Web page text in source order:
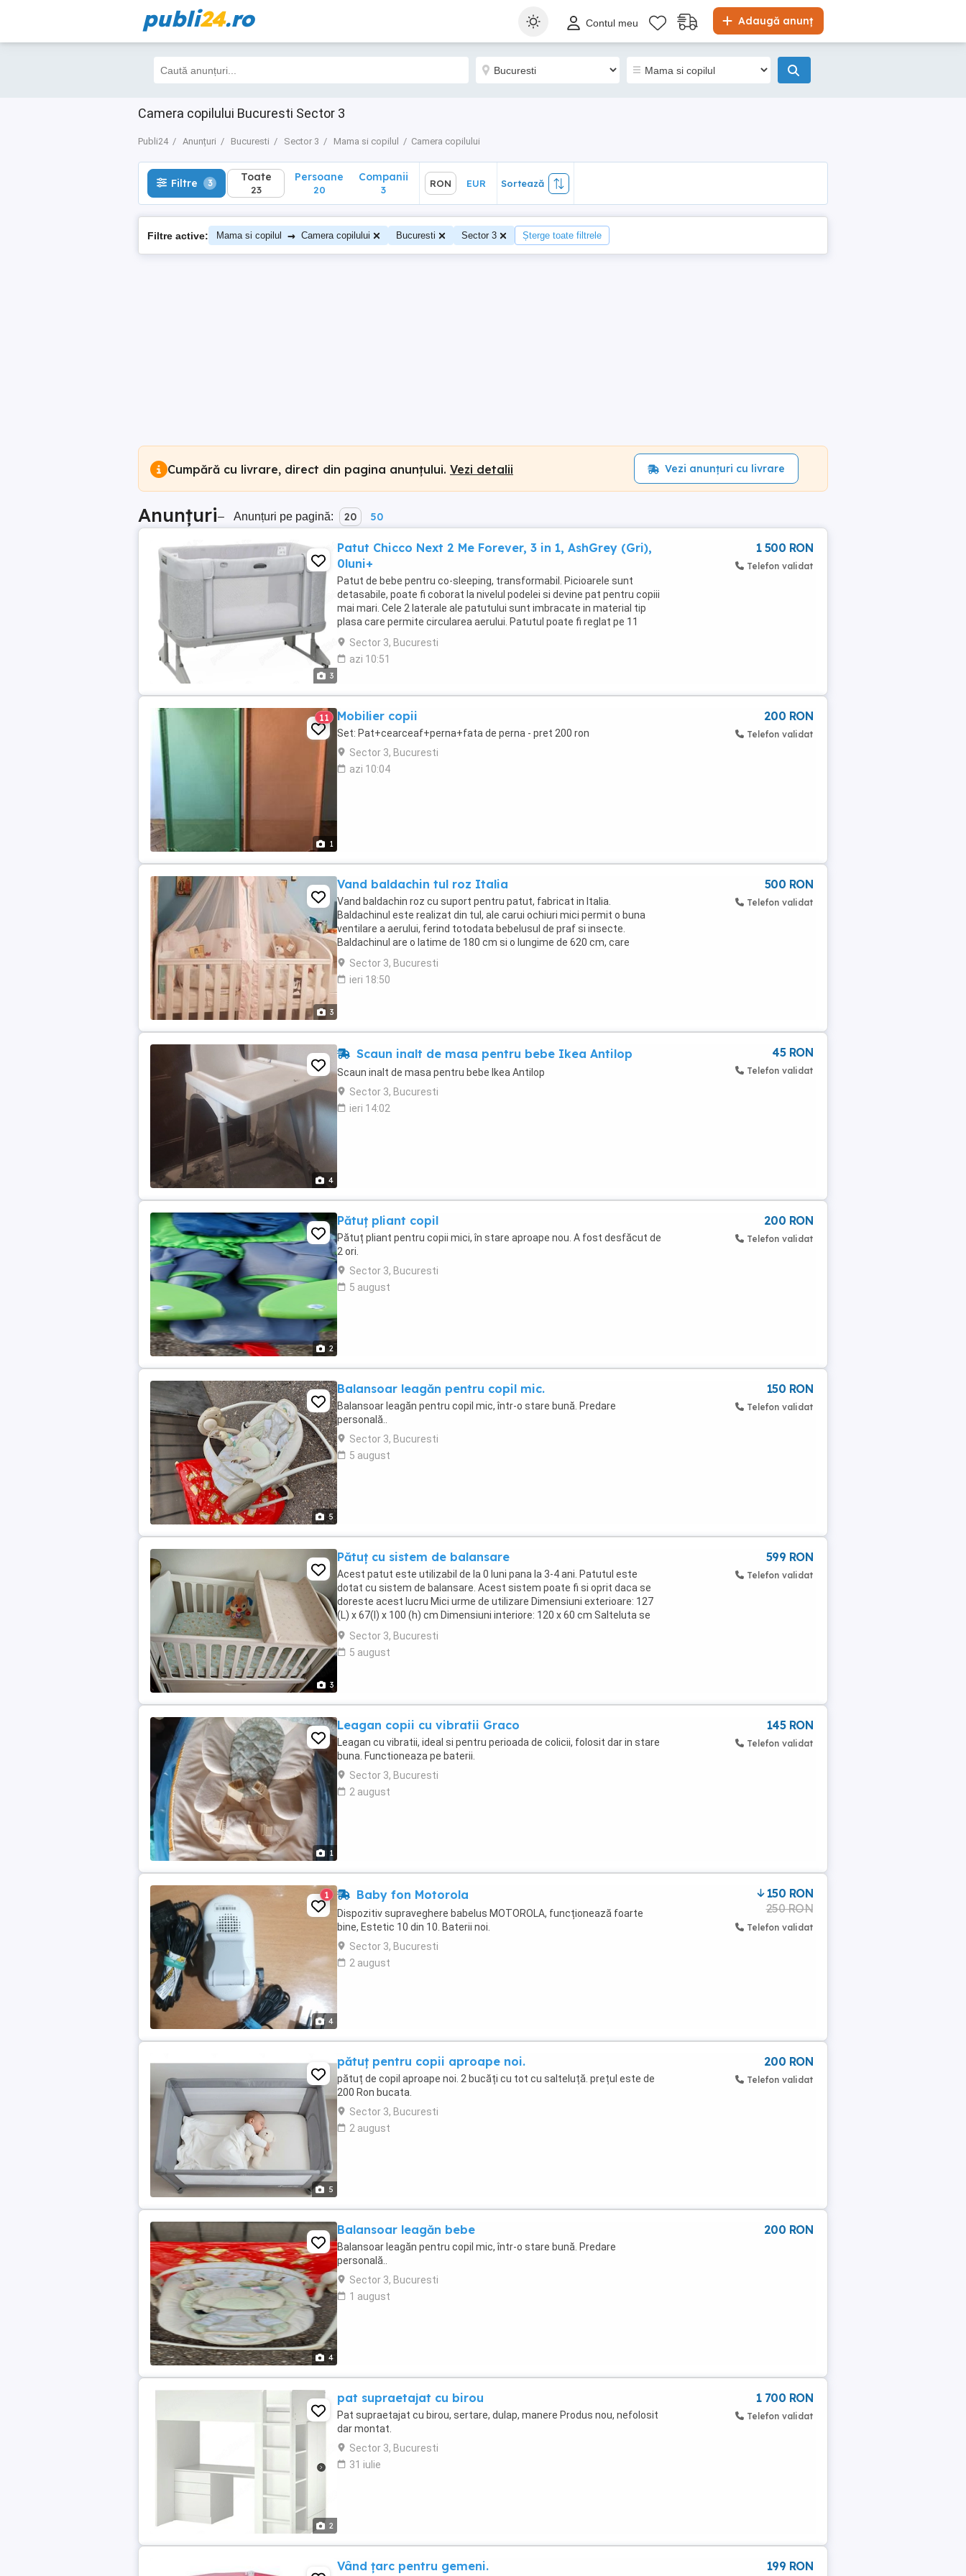
publi24.ro Adaugă anunț
Contul meu
Camera copilului Bucuresti Sector 3
Publi24 Anunțuri Bucuresti Sector 3 Mama si copilul Camera copilului
Filtre 3 Toate
23
Sortează
Filtre 3 Toate
23
Persoane
20
Companii
3
RON EUR Sortează
Filtre active: Mama si copilul → Camera copilului Bucuresti Sector 3 Șterge toate filtrele
Cumpără cu livrare, direct din pagina anunțului. Vezi detalii Vezi anunțuri cu livrare
Anunțuri– Anunțuri pe pagină: 20 50
3
Patut Chicco Next 2 Me Forever, 3 in 1, AshGrey (Gri),
0luni+
Patut de bebe pentru co-sleeping, transformabil. Picioarele sunt
detasabile, poate fi coborat la nivelul podelei si devine pat pentru copiii
mai mari. Cele 2 laterale ale patutului sunt imbracate in material tip
plasa care permite circularea aerului. Patutul poate fi reglat pe 11
nivele de inaltime si ...
Sector 3, Bucuresti
azi 10:51
1 500 RON
Telefon validat
1
11 Mobilier copii
Set: Pat+cearceaf+perna+fata de perna - pret 200 ron
Sector 3, Bucuresti
azi 10:04
200 RON
Telefon validat
3
Vand baldachin tul roz Italia
Vand baldachin roz cu suport pentru patut, fabricat in Italia.
Baldachinul este realizat din tul, ale carui ochiuri mici permit o buna
ventilare a aerului, ferind totodata bebelusul de praf si insecte.
Baldachinul are o latime de 180 cm si o lungime de 620 cm, care
confera o acoperire completa a oricarui ...
Sector 3, Bucuresti
ieri 18:50
500 RON
Telefon validat
4
Scaun inalt de masa pentru bebe Ikea Antilop
Scaun inalt de masa pentru bebe Ikea Antilop
Sector 3, Bucuresti
ieri 14:02
45 RON
Telefon validat
2
Pătuț pliant copil
Pătuț pliant pentru copii mici, în stare aproape nou. A fost desfăcut de
2 ori.
Sector 3, Bucuresti
5 august
200 RON
Telefon validat
5
Balansoar leagăn pentru copil mic.
Balansoar leagăn pentru copil mic, într-o stare bună. Predare
personală..
Sector 3, Bucuresti
5 august
150 RON
Telefon validat
3
Pătuț cu sistem de balansare
Acest patut este utilizabil de la 0 luni pana la 3-4 ani. Patutul este
dotat cu sistem de balansare. Acest sistem poate fi si oprit daca se
doreste acest lucru Mici urme de utilizare Dimensiuni exterioare: 127
(L) x 67(l) x 100 (h) cm Dimensiuni interiore: 120 x 60 cm Salteluta se
poate fixa la 3 nivele ...
Sector 3, Bucuresti
5 august
599 RON
Telefon validat
1
Leagan copii cu vibratii Graco
Leagan cu vibratii, ideal si pentru perioada de colicii, folosit dar in stare
buna. Functioneaza pe baterii.
Sector 3, Bucuresti
2 august
145 RON
Telefon validat
4
1 Baby fon Motorola
Dispozitiv supraveghere babelus MOTOROLA, funcționează foarte
bine, Estetic 10 din 10. Baterii noi.
Sector 3, Bucuresti
2 august
150 RON
250 RON
Telefon validat
5
pătuț pentru copii aproape noi.
pătuț de copil aproape noi. 2 bucăți cu tot cu salteluță. prețul este de
200 Ron bucata.
Sector 3, Bucuresti
2 august
200 RON
Telefon validat
4
Balansoar leagăn bebe
Balansoar leagăn pentru copil mic, într-o stare bună. Predare
personală..
Sector 3, Bucuresti
1 august
200 RON
2
pat supraetajat cu birou
Pat supraetajat cu birou, sertare, dulap, manere Produs nou, nefolosit
dar montat.
Sector 3, Bucuresti
31 iulie
1 700 RON
Telefon validat
Vând țarc pentru gemeni. 199 RON